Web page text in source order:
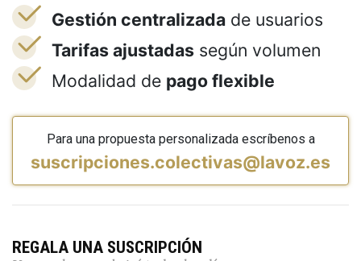
Gestión centralizada de usuarios
Tarifas ajustadas según volumen
Modalidad de pago flexible
Para una propuesta personalizada escríbenos a
suscripciones.colectivas@lavoz.es
REGALA UNA SUSCRIPCIÓN